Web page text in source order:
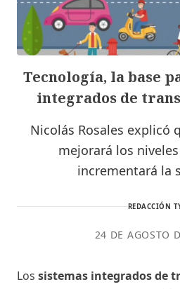
Tecnología, la base
integrados de
Nicolás Rosales explicó
mejorará los
incrementará la
REDACCIÓN
24 DE AGOSTO
Los sistemas integrados de